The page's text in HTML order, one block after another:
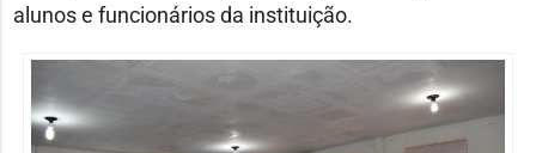
alunos e funcionários da instituição.